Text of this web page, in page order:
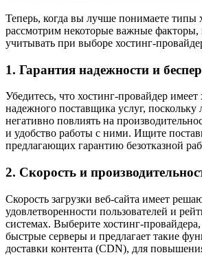
Теперь, когда вы лучше понимаете типы
рассмотрим некоторые важные факторы,
учитывать при выборе хостинг-
1. Гарантия надежности и
Убедитесь, что хостинг-провайдер
надежного поставщика услуг,
негативно повлиять на
и удобство работы с ними. Ищите
предлагающих гарантию безотказной
2. Скорость и
Скорость загрузки веб-сайта имеет
удовлетворенности пользователей и
системах. Выберите хостинг-
быстрые серверы и предлагает такие
доставки контента (CDN), для